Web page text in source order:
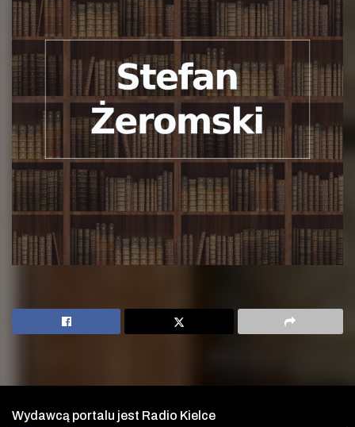
Wydawcą portalu jest Radio Kielce